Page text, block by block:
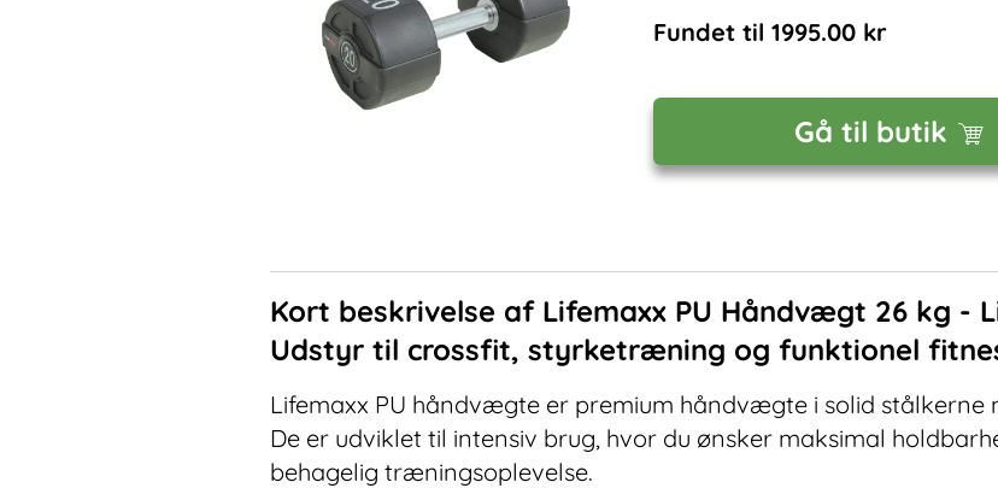
Fundet til 1995.00 kr
Gå til butik
Kort beskrivelse af Lifemaxx PU Håndvægt 26 kg -
Udstyr til crossfit, styrketræning og funktionel
Lifemaxx PU håndvægte er premium håndvægte i solid
De er udviklet til intensiv brug, hvor du ønsker maksimal
behagelig træningsoplevelse.